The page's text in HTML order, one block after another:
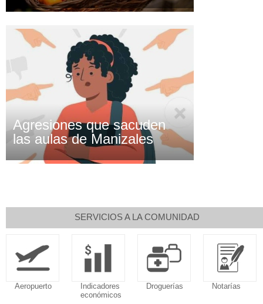
Agresiones que sacuden
las aulas de Manizales
SERVICIOS A LA COMUNIDAD
Aeropuerto
Indicadores
económicos
Droguerías Notarías